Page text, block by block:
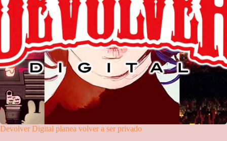
Devolver Digital planea volver a ser privado